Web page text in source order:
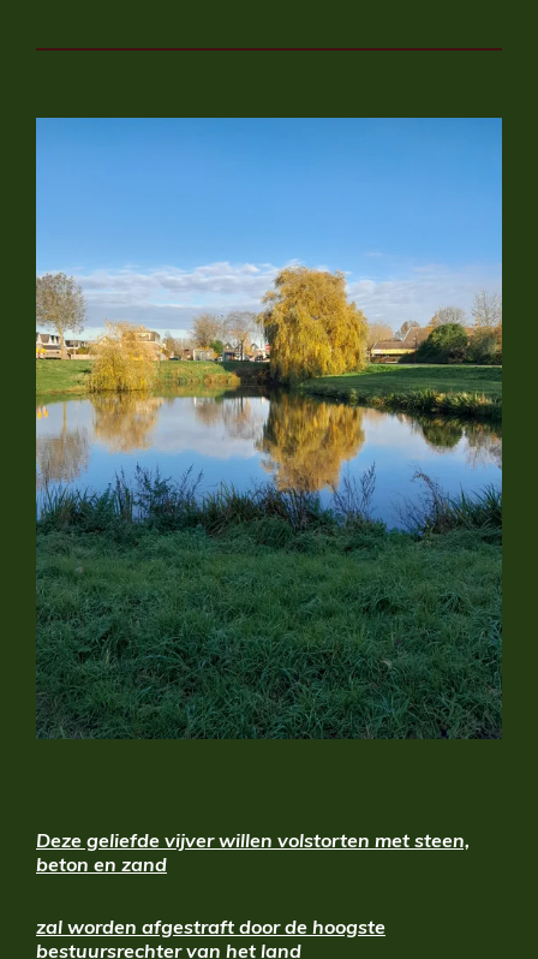
Deze geliefde vijver willen volstorten met steen,
beton en zand
zal worden afgestraft door de hoogste
bestuursrechter van het land